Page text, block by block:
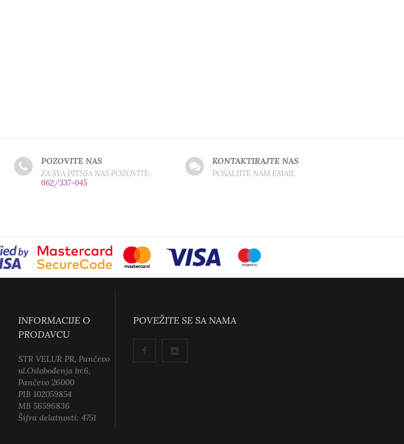
POZOVITE NAS
ZA SVA PITNJA NAS POZOVITE:
062/337-045
KONTAKTIRAJTE NAS
POŠALJITE NAM EMAIL
INFORMACIJE O
PRODAVCU
STR VELUR PR, Pančevo
ul.Oslobođenja br.6,
Pančevo 26000
PIB 102059854
MB 56596836
Šifra delatnosti: 4751
POVEŽITE SE SA NAMA